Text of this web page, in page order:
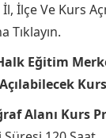
İl, İlçe Ve Kurs
Tıklayın.
Eğitim
Alanı Kurs